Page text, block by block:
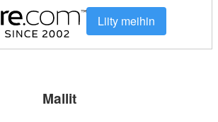
Liity meihin
Mallit